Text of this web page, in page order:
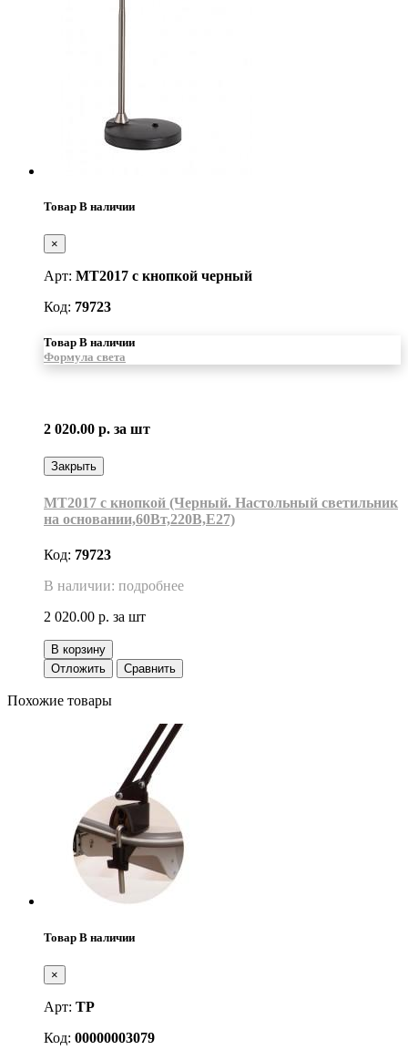
Товар В наличии
×
Арт: MT2017 с кнопкой черный
Код: 79723
Товар В наличии
Формула света
2 020.00 р. за шт
Закрыть
MT2017 с кнопкой (Черный. Настольный светильник
на основании,60Вт,220В,Е27)
Код: 79723
В наличии: подробнее
2 020.00 р. за шт
В корзину
Отложить
Сравнить
Похожие товары
Товар В наличии
×
Арт: ТР
Код: 00000003079